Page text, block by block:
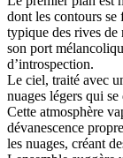
dont les contours
typique des rives de
son port
d’introspection.
Le ciel, traité avec
nuages légers qui
Cette atmosphère
dévanescence
les nuages, créant